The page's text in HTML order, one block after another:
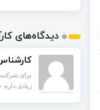
دیدگاه‌های
برای
زیادی